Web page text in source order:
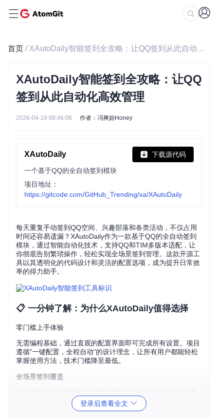
首页 / XAutoDaily智能签到全攻略：让QQ签到从此自动化高效管理
XAutoDaily智能签到全攻略：让QQ
签到从此自动化高效管理
2026-04-19 08:46:06 作者：冯爽妲Honey
XAutoDaily 下载源代码
一个基于QQ的全自动签到模块
项目地址：
https://gitcode.com/GitHub_Trending/xa/XAutoDaily
每天重复手动签到QQ空间、兴趣部落和各类活动，不仅占用
时间还容易遗漏？XAutoDaily作为一款基于QQ的全自动签到
模块，通过智能自动化技术，支持QQ和TIM多版本适配，让
你彻底告别繁琐操作，轻松实现全场景签到管理。这款开源工
具以其透明化的代码设计和灵活的配置选项，成为提升日常效
率的得力助手。
📋 一分钟了解：为什么XAutoDaily值得选择
零门槛上手体验
无需编程基础，通过直观的配置界面即可完成所有设置。项目
遵循"一键配置，全程自动"的设计理念，让所有用户都能轻松
掌握使用方法，技术门槛降至最低。
全场景签到覆盖
的场景支持。开发团队持续更新以适配最新QQ版本，确保签
到功能的稳定性和兼容性。
登录后查看全文